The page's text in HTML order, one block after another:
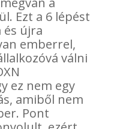
Ezt a 6 lépést
és újra
emberrel,
válni
ez nem egy
amiből nem
Pont